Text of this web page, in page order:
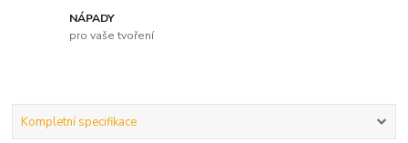
NÁPADY
pro vaše tvoření
Kompletní specifikace